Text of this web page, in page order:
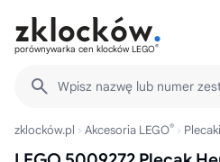
porównywarka cen klocków LEGO®
Wpisz nazwę lub numer
zklocków.pl Akcesoria LEGO®